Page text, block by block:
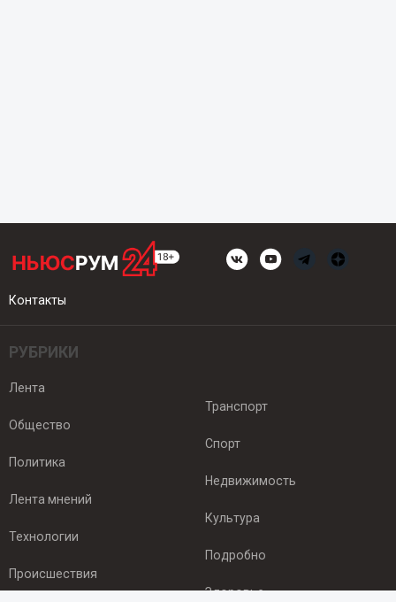
Контакты
РУБРИКИ
Лента
Общество
Политика
Лента мнений
Технологии
Происшествия
Транспорт
Спорт
Недвижимость
Культура
Подробно
Здоровье